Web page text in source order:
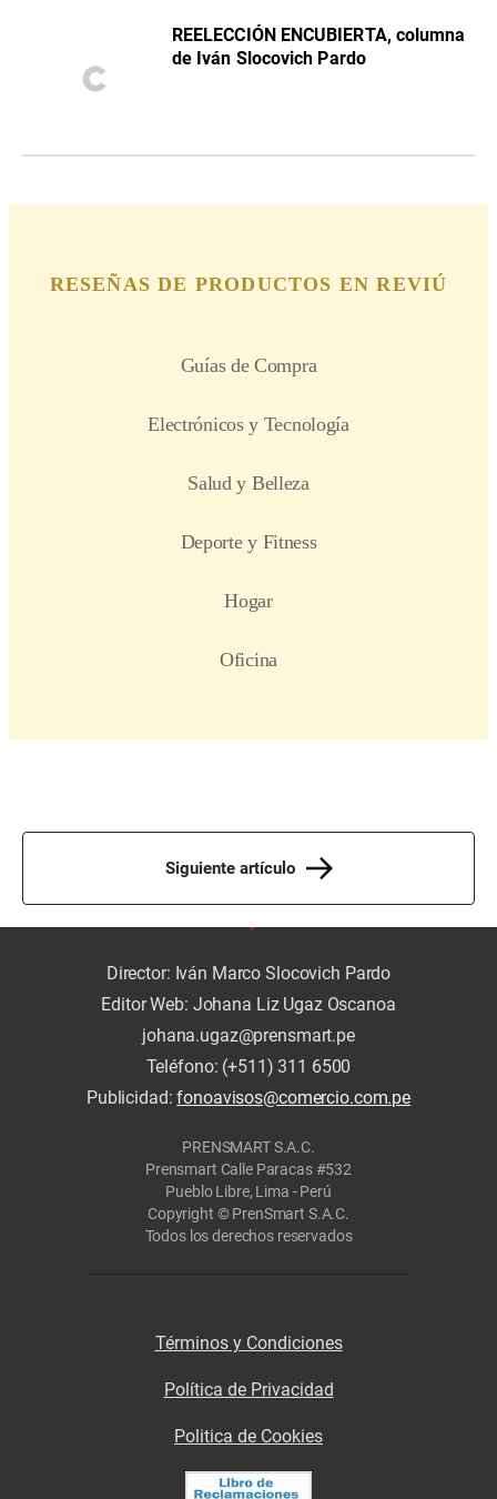
REELECCIÓN ENCUBIERTA, columna
de Iván Slocovich Pardo
Siguiente artículo
Director: Iván Marco Slocovich Pardo
Editor Web: Johana Liz Ugaz Oscanoa
johana.ugaz@prensmart.pe
Teléfono: (+511) 311 6500
Publicidad:fonoavisos@comercio.com.pe
PRENSMART S.A.C.
Prensmart Calle Paracas #532
Pueblo Libre, Lima - Perú
Copyright © PrenSmart S.A.C.
Todos los derechos reservados
Términos y Condiciones
Política de Privacidad
Politica de Cookies